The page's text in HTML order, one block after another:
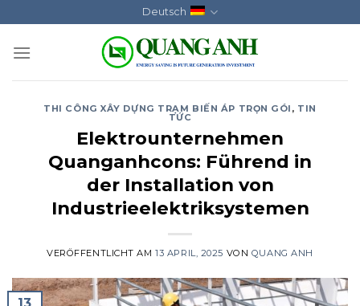
to
content
Deutsch
THI CÔNG XÂY DỰNG TRẠM BIẾN ÁP TRỌN GÓI , TIN
TỨC
Elektrounternehmen
Quanganhcons: Führend in
der Installation von
Industrieelektriksystemen
VERÖFFENTLICHT AM13 APRIL, 2025 VON QUANG ANH